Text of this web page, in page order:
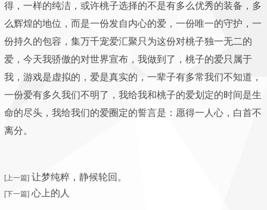
得，一样的纯洁，或许桃子选择的不是有多么优秀的装备，多
么辉煌的地位，而是一份发自内心的爱，一份唯一的守护，一
份持久的包容，集万千宠爱汇聚只为这份对桃子独一无二的
爱，今天我骄傲的对世界宣布，我做到了，桃子的爱只属于
我，游戏是虚拟的，爱是真实的，一辈子有多常我们不知道，
一份爱有多久我们不明了，我给我和桃子的爱划定的时间是生
命的尽头，我给我们的爱圈定的誓言是：愿得一人心，白首不
离分。
[上一篇] 让梦纯粹，静候轮回。
[下一篇] 心上的人